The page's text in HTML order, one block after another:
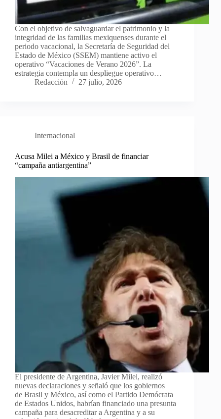
Con el objetivo de salvaguardar el patrimonio y la
integridad de las familias mexiquenses durante el
periodo vacacional, la Secretaría de Seguridad del
Estado de México (SSEM) mantiene activo el
operativo “Vacaciones de Verano 2026”. La
estrategia contempla un despliegue operativo…
Redacción
27 julio, 2026
Internacional
Acusa Milei a México y Brasil de financiar
“campaña antiargentina”
El presidente de Argentina, Javier Milei, realizó
nuevas declaraciones y señaló que los gobiernos
de Brasil y México, así como el Partido Demócrata
de Estados Unidos, habrían financiado una presunta
campaña para desacreditar a Argentina y a su